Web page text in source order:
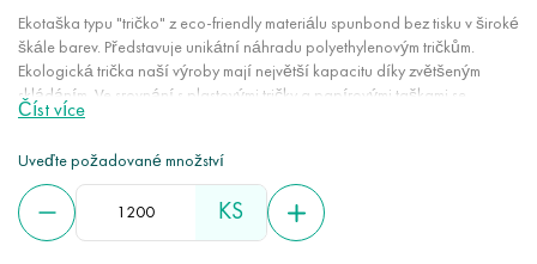
Ekotaška typu "tričko" z eco-friendly materiálu spunbond bez tisku v široké
škále barev. Představuje unikátní náhradu polyethylenovým tričkům.
Ekologická trička naší výroby mají největší kapacitu díky zvětšeným
skládáním. Ve srovnání s plastovými tričky a papírovými taškami se
ekologická trička neroztrhnou při náhodných proraženích a řezech. Mají
Číst více
Uveďte požadované množství
KS